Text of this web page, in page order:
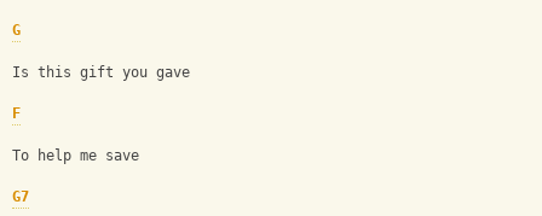
G
Is this gift you gave
F
To help me save
G7